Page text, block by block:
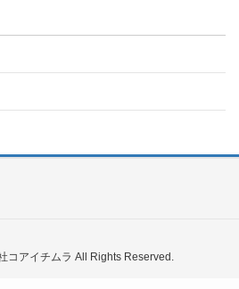
コアイチムラ All Rights Reserved.